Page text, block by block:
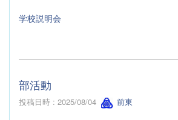
学校説明会
部活動
投稿日時 : 2025/08/04 前東